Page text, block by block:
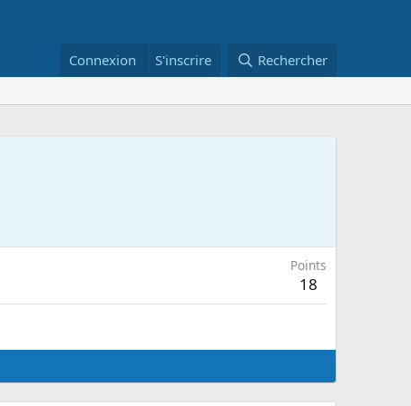
Connexion S'inscrire Rechercher
Points
18